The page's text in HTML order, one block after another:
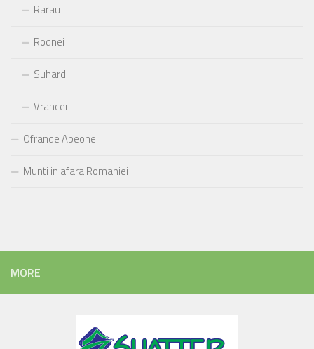
Rarau
Rodnei
Suhard
Vrancei
Ofrande Abeonei
Munti in afara Romaniei
MORE